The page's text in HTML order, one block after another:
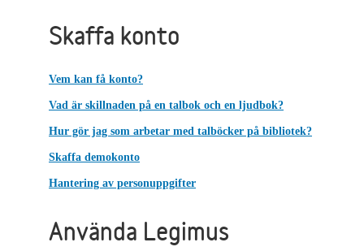
Skaffa konto
Vem kan få konto?
Vad är skillnaden på en talbok och en ljudbok?
Hur gör jag som arbetar med talböcker på bibliotek?
Skaffa demokonto
Hantering av personuppgifter
Använda Legimus